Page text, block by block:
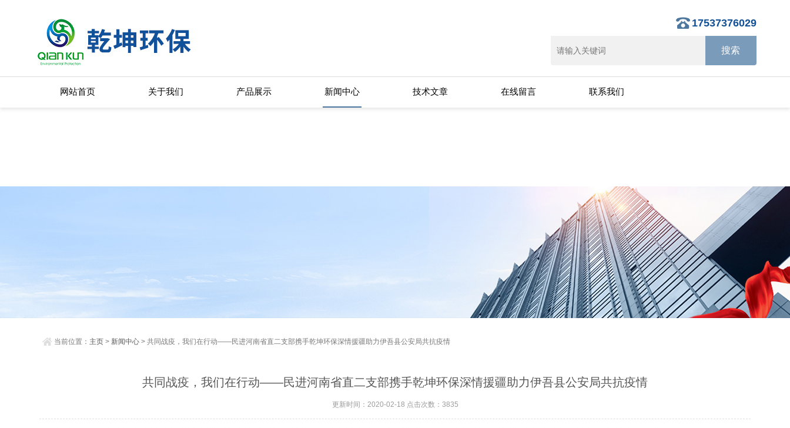
您好！欢迎前来咨询，很高兴为您服务，请问您要咨询什么问题呢？
您好，看您停留很久了，是否找到了需求产品，您可以直接在线与我联系！
可按Enter键发起咨询
17537376029
网站首页 关于我们 产品展示 新闻中心 技术文章 在线留言 联系我们
当前位置： 主页 > 新闻中心 > 共同战疫，我们在行动——民进河南省直二支部携手乾坤环保深情援疆助力伊吾县公安局共抗疫情
共同战疫，我们在行动——民进河南省直二支部携手乾坤环保深情援疆助力伊吾县公安局共抗疫情
更新时间：2020-02-18 点击次数：3835